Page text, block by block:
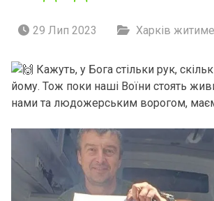
29 Лип 2023 Харків житиме
Кажуть, у Бога стільки рук,
йому. Тож поки наші Воїни стоять
нами та людожерським ворогом,